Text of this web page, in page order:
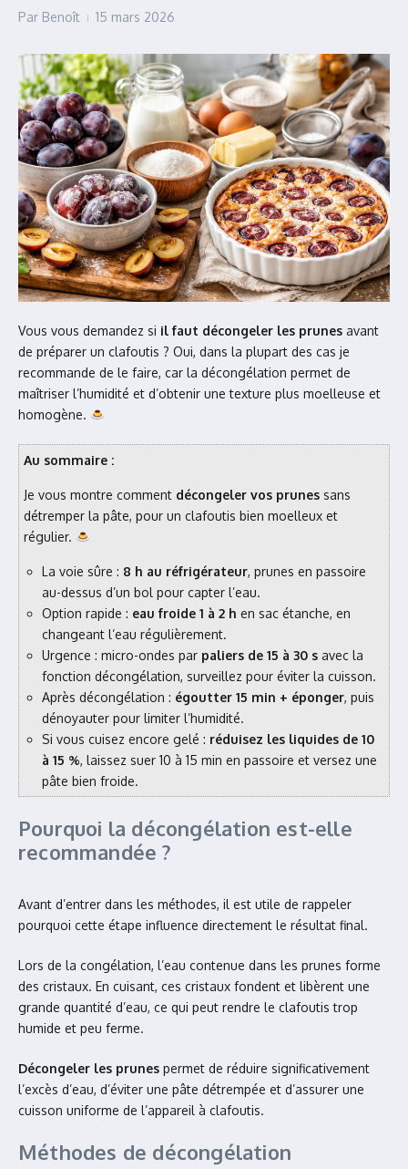
Par Benoît 15 mars 2026
Vous vous demandez si il faut décongeler les prunes avant
de préparer un clafoutis ? Oui, dans la plupart des cas je
recommande de le faire, car la décongélation permet de
maîtriser l’humidité et d’obtenir une texture plus moelleuse et
homogène.
Au sommaire :
Je vous montre comment décongeler vos prunes sans
détremper la pâte, pour un clafoutis bien moelleux et
régulier.
La voie sûre : 8 h au réfrigérateur, prunes en passoire
au-dessus d’un bol pour capter l’eau.
Option rapide : eau froide 1 à 2 h en sac étanche, en
changeant l’eau régulièrement.
Urgence : micro-ondes par paliers de 15 à 30 s avec la
fonction décongélation, surveillez pour éviter la cuisson.
Après décongélation : égoutter 15 min + éponger, puis
dénoyauter pour limiter l’humidité.
Si vous cuisez encore gelé : réduisez les liquides de 10
à 15 %, laissez suer 10 à 15 min en passoire et versez une
pâte bien froide.
Pourquoi la décongélation est-elle
recommandée ?
Avant d’entrer dans les méthodes, il est utile de rappeler
pourquoi cette étape influence directement le résultat final.
Lors de la congélation, l’eau contenue dans les prunes forme
des cristaux. En cuisant, ces cristaux fondent et libèrent une
grande quantité d’eau, ce qui peut rendre le clafoutis trop
humide et peu ferme.
Décongeler les prunes permet de réduire significativement
l’excès d’eau, d’éviter une pâte détrempée et d’assurer une
cuisson uniforme de l’appareil à clafoutis.
Méthodes de décongélation